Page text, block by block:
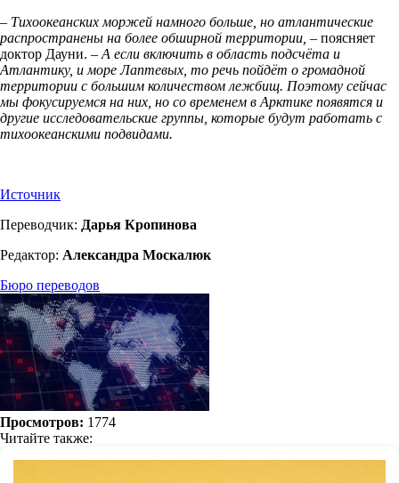
– Тихоокеанских моржей намного больше, но атлантические
распространены на более обширной территории, – поясняет
доктор Дауни. – А если включить в область подсчёта и
Атлантику, и море Лаптевых, то речь пойдёт о громадной
территории с большим количеством лежбищ. Поэтому сейчас
мы фокусируемся на них, но со временем в Арктике появятся и
другие исследовательские группы, которые будут работать с
тихоокеанскими подвидами.
Источник
Переводчик: Дарья Кропинова
Редактор: Александра Москалюк
Бюро переводов
Просмотров: 1774
Читайте также: